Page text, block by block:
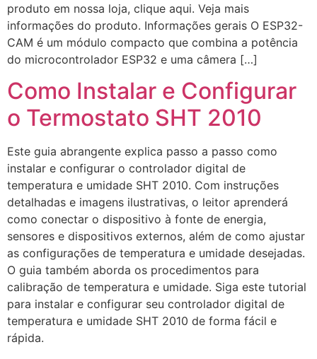
produto em nossa loja, clique aqui. Veja mais
informações do produto. Informações gerais O ESP32-
CAM é um módulo compacto que combina a potência
do microcontrolador ESP32 e uma câmera […]
Como Instalar e Configurar
o Termostato SHT 2010
Este guia abrangente explica passo a passo como
instalar e configurar o controlador digital de
temperatura e umidade SHT 2010. Com instruções
detalhadas e imagens ilustrativas, o leitor aprenderá
como conectar o dispositivo à fonte de energia,
sensores e dispositivos externos, além de como ajustar
as configurações de temperatura e umidade desejadas.
O guia também aborda os procedimentos para
calibração de temperatura e umidade. Siga este tutorial
para instalar e configurar seu controlador digital de
temperatura e umidade SHT 2010 de forma fácil e
rápida.